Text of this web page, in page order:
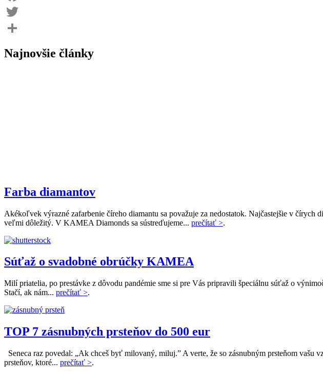
Facebook
Twitter
Najnovšie články
Farba diamantov
Akékoľvek výrazné zafarbenie číreho diamantu sa považuje za nedostatok. Najčastejšie v
veľmi dôležitý. V KAMEA Diamonds sa sústreďujeme... prečítať >.
Súťaž o svadobné obrúčky KAMEA
Milí priatelia, po prestávke z dôvodu pandémie sme si pre Vás pripravili špeciálnu súťaž o
Stačí, ak nám... prečítať >.
TOP 7 zásnubných prsteňov do 500 eur
Seneca raz povedal: „Ak chceš byť milovaný, miluj.” A verte, že so zásnubným prsteňom
prsteňov, ktoré... prečítať >.